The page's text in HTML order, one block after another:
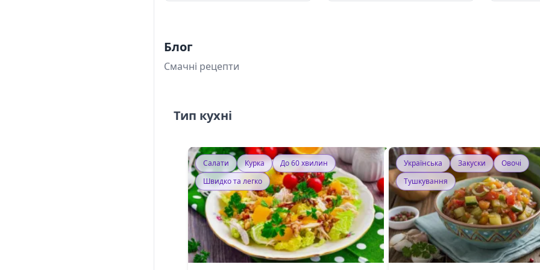
Блог
Смачні рецепти
Тип кухні
Салати Курка
До 60 хвилин
Швидко та легко
Українська Закуски
Овочі
Тушкування